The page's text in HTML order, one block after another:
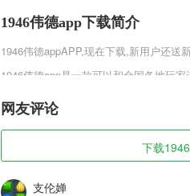
1946伟德app下载简介
1946伟德appAPP,现在下载,新用户还送
1946伟德app是一款可以和全国各地玩
给你的无尽欢乐，并且还能通过战斗来
1946伟德app软件特色
1,随时即可关注到最新的政务信息
2,界面简洁直观，阅读更舒心。界面交
网友评论
下载
支伦婵